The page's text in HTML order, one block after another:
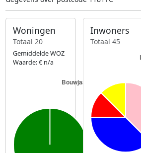
Woningen
Totaal 20
Gemiddelde WOZ
Waarde: € n/a
Inwoners
Totaal 45